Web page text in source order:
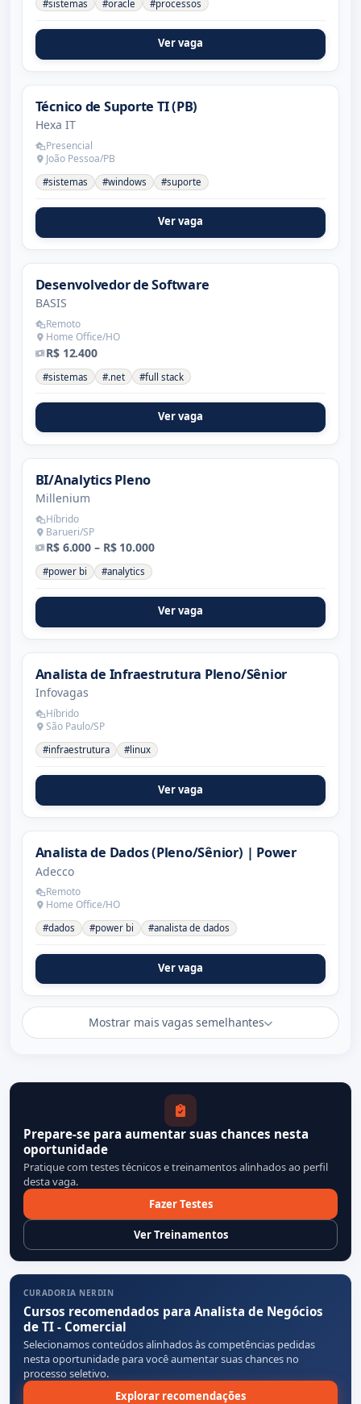
#sistemas #oracle #processos
Ver vaga
Técnico de Suporte TI (PB)
Hexa IT
Presencial
João Pessoa/PB
#sistemas #windows #suporte
Ver vaga
Desenvolvedor de Software
BASIS
Remoto
Home Office/HO
R$ 12.400
#sistemas #.net #full stack
Ver vaga
BI/Analytics Pleno
Millenium
Híbrido
Barueri/SP
R$ 6.000 – R$ 10.000
#power bi #analytics
Ver vaga
Analista de Infraestrutura Pleno/Sênior
Infovagas
Híbrido
São Paulo/SP
#infraestrutura #linux
Ver vaga
Analista de Dados (Pleno/Sênior) | Power
Adecco
Remoto
Home Office/HO
#dados #power bi #analista de dados
Ver vaga
Mostrar mais vagas semelhantes
Prepare-se para aumentar suas chances nesta
oportunidade
Pratique com testes técnicos e treinamentos alinhados ao perfil
desta vaga.
Fazer Testes
Ver Treinamentos
CURADORIA NERDIN
Cursos recomendados para Analista de Negócios
de TI - Comercial
Selecionamos conteúdos alinhados às competências pedidas
nesta oportunidade para você aumentar suas chances no
processo seletivo.
Explorar recomendações